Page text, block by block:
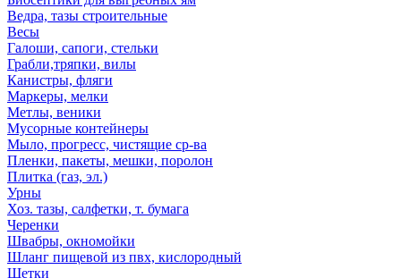
Ведра, тазы строительные
Весы
Галоши, сапоги, стельки
Грабли,тряпки, вилы
Канистры, фляги
Маркеры, мелки
Метлы, веники
Мусорные контейнеры
Мыло, прогресс, чистящие ср-ва
Пленки, пакеты, мешки, поролон
Плитка (газ, эл.)
Урны
Хоз. тазы, салфетки, т. бумага
Черенки
Швабры, окномойки
Шланг пищевой из пвх, кислородный
Щетки